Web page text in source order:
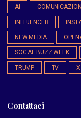
AI
INFLUENCER
NEW MEDIA
SOCIAL BUZZ WEEK
TRUMP TV X
Contattaci